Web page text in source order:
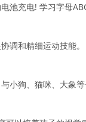
池充电! 学习字母
调和精细运动技能。
小狗、猫咪、大象